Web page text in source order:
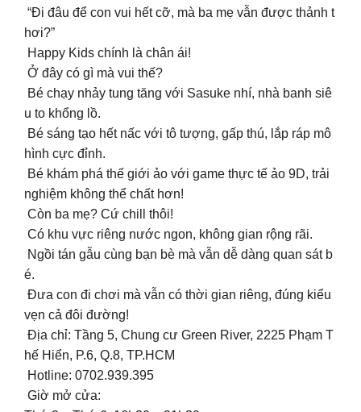
“Đi đâu để con vui hết cỡ, mà ba mẹ vẫn được thảnh t
hơi?”
Happy Kids chính là chân ái!
Ở đây có gì mà vui thế?
‍️ Bé chạy nhảy tung tăng với Sasuke nhí, nhà banh siê
u to khổng lồ.
Bé sáng tạo hết nấc với tô tượng, gấp thú, lắp ráp mô
hình cực đỉnh.
Bé khám phá thế giới ảo với game thực tế ảo 9D, trải
nghiệm không thể chất hơn!
‍️ Còn ba mẹ? Cứ chill thôi!
Có khu vực riêng nước ngon, không gian rộng rãi.
Ngồi tán gẫu cùng bạn bè mà vẫn dễ dàng quan sát b
é.
Đưa con đi chơi mà vẫn có thời gian riêng, đúng kiểu
vẹn cả đôi đường!
Địa chỉ: Tầng 5, Chung cư Green River, 2225 Phạm T
hế Hiển, P.6, Q.8, TP.HCM
Hotline: 0702.939.395
Giờ mở cửa: